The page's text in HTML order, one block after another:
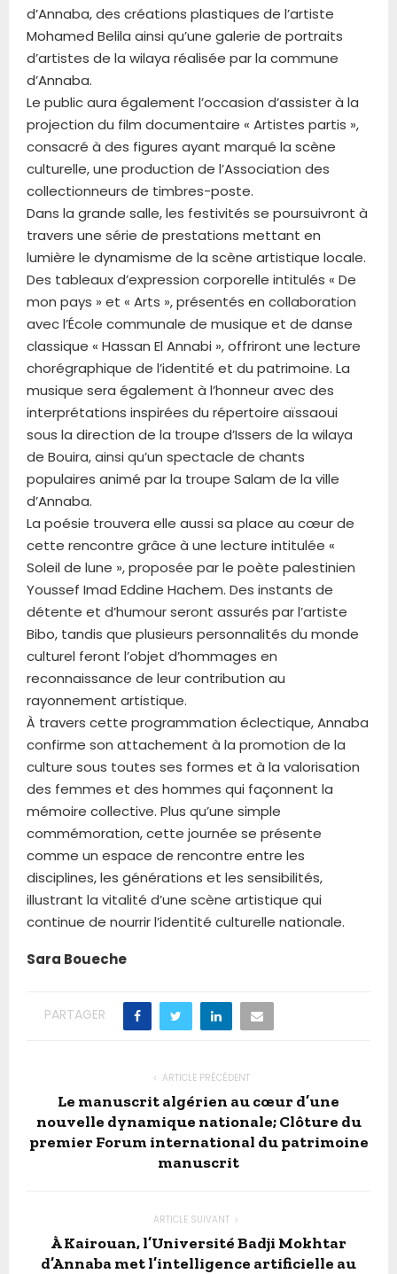
d’Annaba, des créations plastiques de l’artiste
Mohamed Belila ainsi qu’une galerie de portraits
d’artistes de la wilaya réalisée par la commune
d’Annaba.
Le public aura également l’occasion d’assister à la
projection du film documentaire « Artistes partis »,
consacré à des figures ayant marqué la scène
culturelle, une production de l’Association des
collectionneurs de timbres-poste.
Dans la grande salle, les festivités se poursuivront à
travers une série de prestations mettant en
lumière le dynamisme de la scène artistique locale.
Des tableaux d’expression corporelle intitulés « De
mon pays » et « Arts », présentés en collaboration
avec l’École communale de musique et de danse
classique « Hassan El Annabi », offriront une lecture
chorégraphique de l’identité et du patrimoine. La
musique sera également à l’honneur avec des
interprétations inspirées du répertoire aïssaoui
sous la direction de la troupe d’Issers de la wilaya
de Bouira, ainsi qu’un spectacle de chants
populaires animé par la troupe Salam de la ville
d’Annaba.
La poésie trouvera elle aussi sa place au cœur de
cette rencontre grâce à une lecture intitulée «
Soleil de lune », proposée par le poète palestinien
Youssef Imad Eddine Hachem. Des instants de
détente et d’humour seront assurés par l’artiste
Bibo, tandis que plusieurs personnalités du monde
culturel feront l’objet d’hommages en
reconnaissance de leur contribution au
rayonnement artistique.
À travers cette programmation éclectique, Annaba
confirme son attachement à la promotion de la
culture sous toutes ses formes et à la valorisation
des femmes et des hommes qui façonnent la
mémoire collective. Plus qu’une simple
commémoration, cette journée se présente
comme un espace de rencontre entre les
disciplines, les générations et les sensibilités,
illustrant la vitalité d’une scène artistique qui
continue de nourrir l’identité culturelle nationale.
Sara Boueche
PARTAGER
ARTICLE PRÉCÉDENT
Le manuscrit algérien au cœur d’une
nouvelle dynamique nationale; Clôture du
premier Forum international du patrimoine
manuscrit
ARTICLE SUIVANT
À Kairouan, l’Université Badji Mokhtar
d’Annaba met l’intelligence artificielle au